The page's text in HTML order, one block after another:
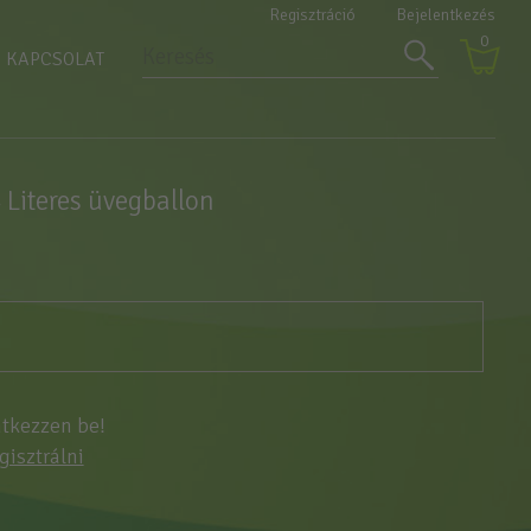
Regisztráció
Bejelentkezés
0
KAPCSOLAT
üvegballon
be!